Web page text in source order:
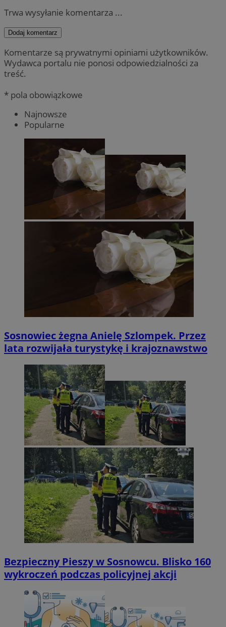
Trwa wysyłanie komentarza ...
Dodaj komentarz
Komentarze są prywatnymi opiniami użytkowników.
Wydawca portalu nie ponosi odpowiedzialności za
treść.
* pola obowiązkowe
Najnowsze
Popularne
Sosnowiec żegna Anielę Szlompek. Przez
lata rozwijała turystykę i krajoznawstwo
Bezpieczny Pieszy w Sosnowcu. Blisko 160
wykroczeń podczas policyjnej akcji